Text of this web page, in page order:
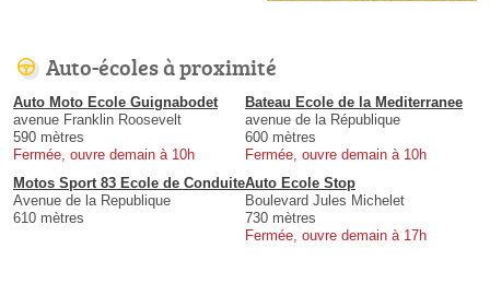
Auto-écoles à proximité
Auto Moto Ecole Guignabodet
avenue Franklin Roosevelt
590 mètres
Fermée, ouvre demain à 10h
Bateau Ecole de la Mediterranee
avenue de la République
600 mètres
Fermée, ouvre demain à 10h
Motos Sport 83 Ecole de Conduite
Avenue de la Republique
610 mètres
Auto Ecole Stop
Boulevard Jules Michelet
730 mètres
Fermée, ouvre demain à 17h